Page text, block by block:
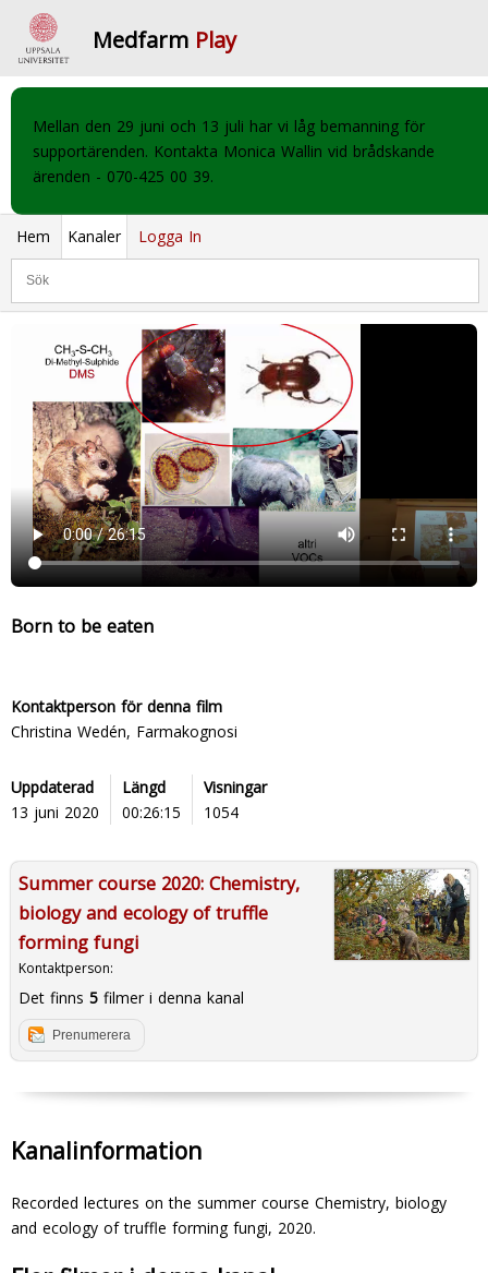
Medfarm Play
Mellan den 29 juni och 13 juli har vi låg bemanning för
supportärenden. Kontakta Monica Wallin vid brådskande
ärenden - 070-425 00 39.
Hem Kanaler Logga In
Born to be eaten
Kontaktperson för denna film
Christina Wedén, Farmakognosi
Uppdaterad
13 juni 2020
Längd
00:26:15
Visningar
1054
Summer course 2020: Chemistry,
biology and ecology of truffle
forming fungi
Kontaktperson:
Det finns 5filmer i denna kanal
Prenumerera
Kanalinformation
Recorded lectures on the summer course Chemistry, biology
and ecology of truffle forming fungi, 2020.